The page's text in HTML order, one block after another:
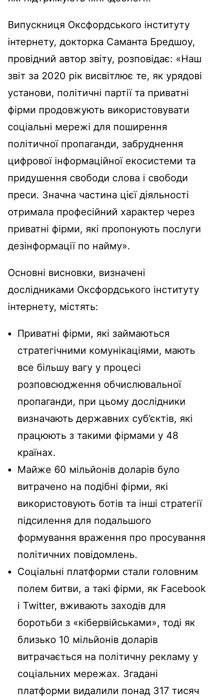
Випускниця Оксфордського інституту
інтернету, докторка Саманта Бредшоу,
провідний автор звіту, розповідає: «Наш
звіт за 2020 рік висвітлює те, як урядові
установи, політичні партії та приватні
фірми продовжують використовувати
соціальні мережі для поширення
політичної пропаганди, забруднення
цифрової інформаційної екосистеми та
придушення свободи слова і свободи
преси. Значна частина цієї діяльності
отримала професійний характер через
приватні фірми, які пропонують послуги
дезінформації по найму».
Основні висновки, визначені
дослідниками Оксфордського інституту
інтернету, містять:
Приватні фірми, які займаються
стратегічними комунікаціями, мають
все більшу вагу у процесі
розповсюдження обчислювальної
пропаганди, при цьому дослідники
визначають державних суб’єктів, які
працюють з такими фірмами у 48
країнах.
Майже 60 мільйонів доларів було
витрачено на подібні фірми, які
використовують ботів та інші стратегії
підсилення для подальшого
формування враження про просування
політичних повідомлень.
Соціальні платформи стали головним
полем битви, а такі фірми, як Facebook
і Twitter, вживають заходів для
боротьби з «кібервійськами», тоді як
близько 10 мільйонів доларів
витрачається на політичну рекламу у
соціальних мережах. Згадані
платформи видалили понад 317 тисяч